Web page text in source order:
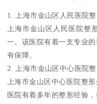
1. 上海市金山区人民医院
上海市金山区人民医院整
一。该医院有着一支专业
有保障。
2. 上海市金山区中心医院
上海市金山区中心医院整
医院有着多年的整形经验